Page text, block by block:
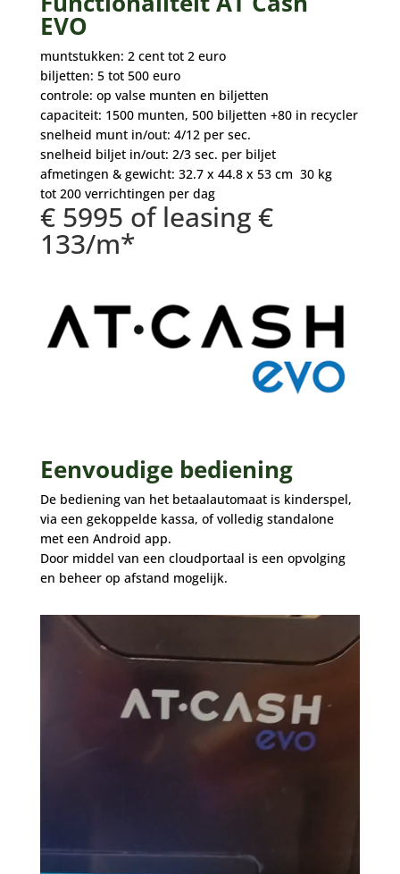
EVO
muntstukken: 2 cent tot 2 euro
biljetten: 5 tot 500 euro
controle: op valse munten en biljetten
capaciteit: 1500 munten, 500 biljetten +80 in recycler
snelheid munt in/out: 4/12 per sec.
snelheid biljet in/out: 2/3 sec. per biljet
afmetingen & gewicht: 32.7 x 44.8 x 53 cm 30 kg
tot 200 verrichtingen per dag
€ 5995 of leasing €
133/m*
Eenvoudige bediening
De bediening van het betaalautomaat is kinderspel,
via een gekoppelde kassa, of volledig standalone
met een Android app.
Door middel van een cloudportaal is een opvolging
en beheer op afstand mogelijk.